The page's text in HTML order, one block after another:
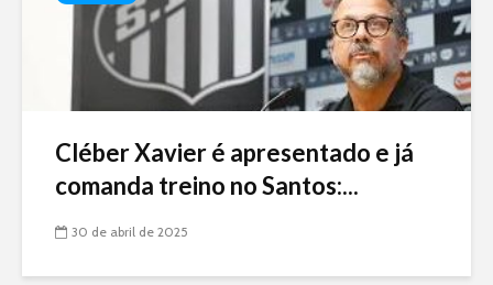
Cléber Xavier é apresentado e já
comanda treino no Santos:...
30 de abril de 2025